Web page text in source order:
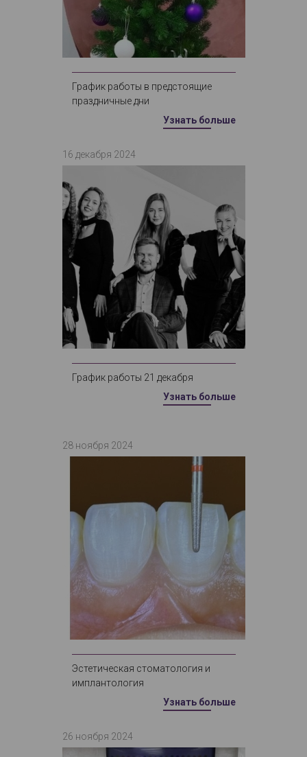
График работы в предстоящие
праздничные дни
Узнать больше
16 декабря 2024
График работы 21 декабря
Узнать больше
28 ноября 2024
Эстетическая стоматология и
имплантология
Узнать больше
26 ноября 2024